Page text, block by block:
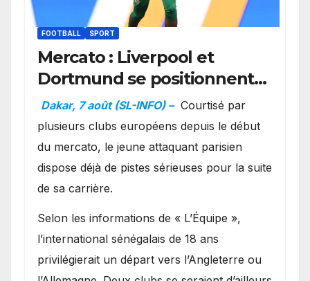
FOOTBALL SPORT
Mercato : Liverpool et
Dortmund se positionnent
en favoris pour recruter
Ibrahim Mbaye
Dakar, 7 août (SL-INFO) – Courtisé par
plusieurs clubs européens depuis le début
du mercato, le jeune attaquant parisien
dispose déjà de pistes sérieuses pour la suite
de sa carrière.
Selon les informations de « L’Équipe »,
l’international sénégalais de 18 ans
privilégierait un départ vers l’Angleterre ou